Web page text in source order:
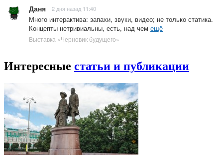
Даня 2 дня назад 11:40
Много интерактива: запахи, звуки, видео; не только статика.
Концепты нетривиальны, есть, над чем ещё
Выставка «Черновик будущего»
Интересные статьи и публикации